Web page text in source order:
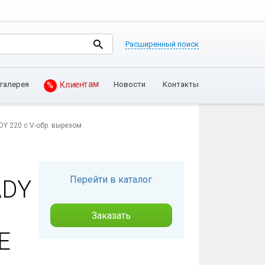
Расширенный поиск
% Клиентам Новости Контакты
220 с V-обр. вырезом
Перейти в каталог
Заказать